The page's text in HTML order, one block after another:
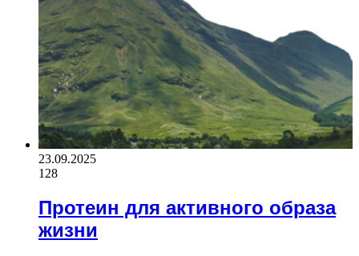
23.09.2025
128
Протеин для активного образа
жизни